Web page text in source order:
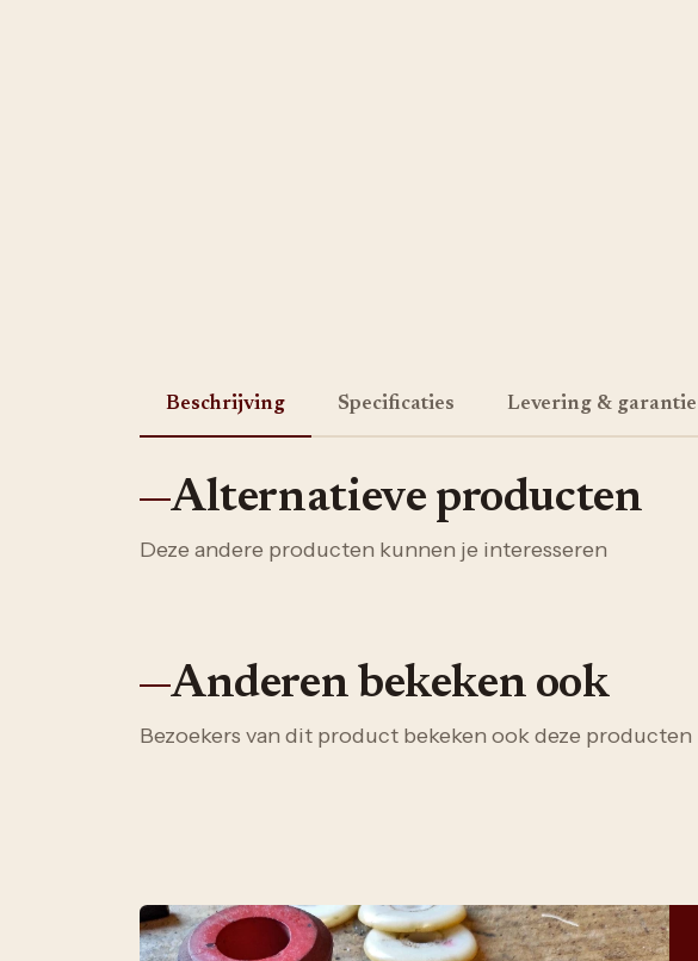
Beschrijving Specificaties Levering & garantie
Alternatieve producten
Deze andere producten kunnen je interesseren
Anderen bekeken ook
Bezoekers van dit product bekeken ook deze producten